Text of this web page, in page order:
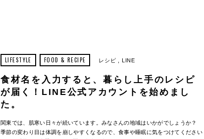
LIFESTYLE FOOD & RECIPE レシピ LINE
食材名を入力すると、暮らし上手のレシピ
が届く！LINE公式アカウントを始めまし
た。
関東では、肌寒い日々が続いています。みなさんの地域はいかがでしょうか？
季節の変わり目は体調を崩しやすくなるので、食事や睡眠に気をつけてください